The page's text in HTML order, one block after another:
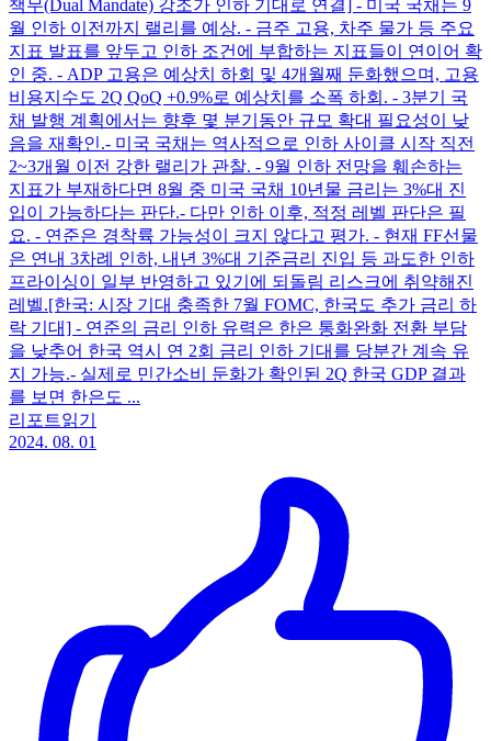
책무(Dual Mandate) 강조가 인하 기대로 연결] - 미국 국채는 9
월 인하 이전까지 랠리를 예상. - 금주 고용, 차주 물가 등 주요
지표 발표를 앞두고 인하 조건에 부합하는 지표들이 연이어 확
인 중. - ADP 고용은 예상치 하회 및 4개월째 둔화했으며, 고용
비용지수도 2Q QoQ +0.9%로 예상치를 소폭 하회. - 3분기 국
채 발행 계획에서는 향후 몇 분기동안 규모 확대 필요성이 낮
음을 재확인. ​ - 미국 국채는 역사적으로 인하 사이클 시작 직전
2~3개월 이전 강한 랠리가 관찰. - 9월 인하 전망을 훼손하는
지표가 부재하다면 8월 중 미국 국채 10년물 금리는 3%대 진
입이 가능하다는 판단. ​ - 다만 인하 이후, 적정 레벨 판단은 필
요. - 연준은 경착륙 가능성이 크지 않다고 평가. - 현재 FF선물
은 연내 3차례 인하, 내년 3%대 기준금리 진입 등 과도한 인하
프라이싱이 일부 반영하고 있기에 되돌림 리스크에 취약해진
레벨. ​ [한국: 시장 기대 충족한 7월 FOMC, 한국도 추가 금리 하
락 기대] - 연준의 금리 인하 유력은 한은 통화완화 전환 부담
을 낮추어 한국 역시 연 2회 금리 인하 기대를 당분간 계속 유
지 가능. ​ - 실제로 민간소비 둔화가 확인된 2Q 한국 GDP 결과
를 보면 한은도 ...
리포트읽기
2024. 08. 01